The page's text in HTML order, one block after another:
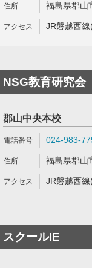
福島県郡山
JR磐越西
NSG教育研究会
郡山中央本校
024-983-
福島県郡山
JR磐越西
スクールIE